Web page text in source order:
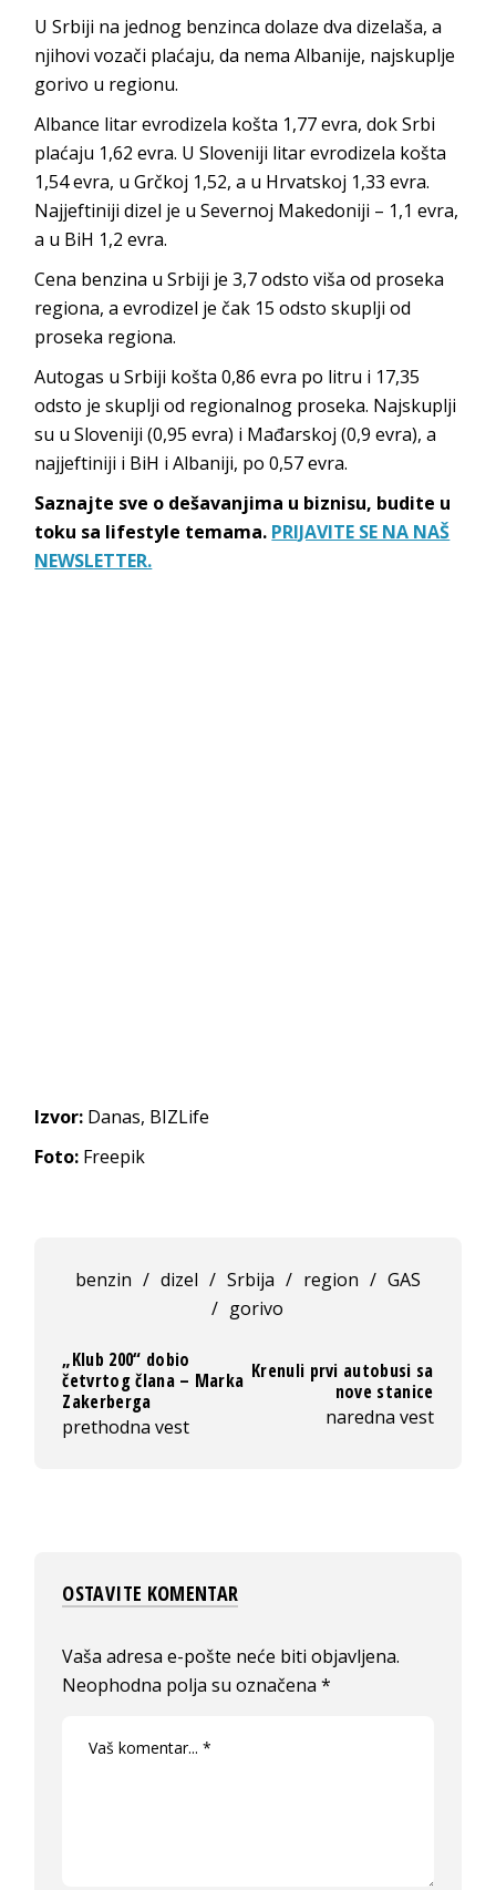
U Srbiji na jednog benzinca dolaze dva dizelaša, a
njihovi vozači plaćaju, da nema Albanije, najskuplje
gorivo u regionu.
Albance litar evrodizela košta 1,77 evra, dok Srbi
plaćaju 1,62 evra. U Sloveniji litar evrodizela košta
1,54 evra, u Grčkoj 1,52, a u Hrvatskoj 1,33 evra.
Najjeftiniji dizel je u Severnoj Makedoniji – 1,1 evra,
a u BiH 1,2 evra.
Cena benzina u Srbiji je 3,7 odsto viša od proseka
regiona, a evrodizel je čak 15 odsto skuplji od
proseka regiona.
Autogas u Srbiji košta 0,86 evra po litru i 17,35
odsto je skuplji od regionalnog proseka. Najskuplji
su u Sloveniji (0,95 evra) i Mađarskoj (0,9 evra), a
najjeftiniji i BiH i Albaniji, po 0,57 evra.
Saznajte sve o dešavanjima u biznisu, budite u
toku sa lifestyle temama. PRIJAVITE SE NA NAŠ
NEWSLETTER.
Izvor: Danas, BIZLife
Foto: Freepik
benzin / dizel / Srbija / region / GAS
/ gorivo
„Klub 200“ dobio
četvrtog člana – Marka
Zakerberga
prethodna vest
Krenuli prvi autobusi sa
nove stanice
naredna vest
OSTAVITE KOMENTAR
Vaša adresa e-pošte neće biti objavljena.
Neophodna polja su označena*